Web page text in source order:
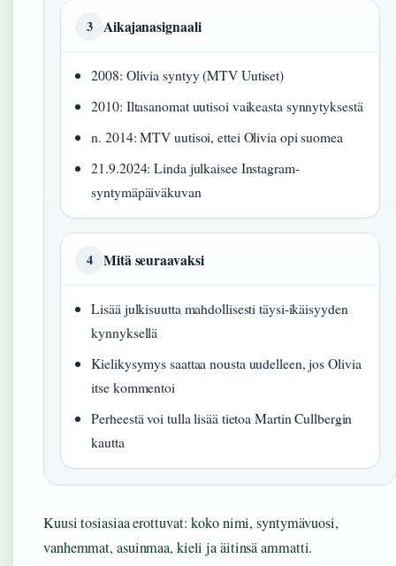
3 Aikajanasignaali
2008: Olivia syntyy (MTV Uutiset)
2010: Iltasanomat uutisoi vaikeasta synnytyksestä
n. 2014: MTV uutisoi, ettei Olivia opi suomea
21.9.2024: Linda julkaisee Instagram-
syntymäpäiväkuvan
4 Mitä seuraavaksi
Lisää julkisuutta mahdollisesti täysi-ikäisyyden
kynnyksellä
Kielikysymys saattaa nousta uudelleen, jos Olivia
itse kommentoi
Perheestä voi tulla lisää tietoa Martin Cullbergin
kautta
Kuusi tosiasiaa erottuvat: koko nimi, syntymävuosi,
vanhemmat, asuinmaa, kieli ja äitinsä ammatti.